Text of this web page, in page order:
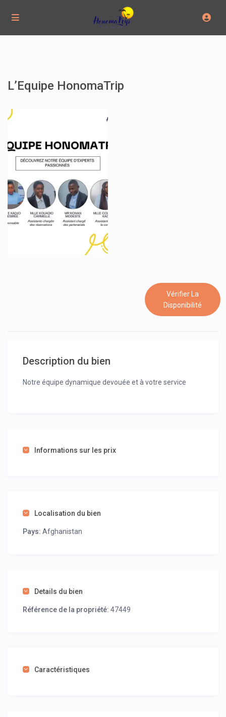
L’Equipe HonomaTrip
Vérifier La
Disponibilité
Description du bien
Notre équipe dynamique devouée et à votre service
Informations sur les prix
Localisation du bien
Pays: Afghanistan
Details du bien
Référence de la propriété: 47449
Caractéristiques